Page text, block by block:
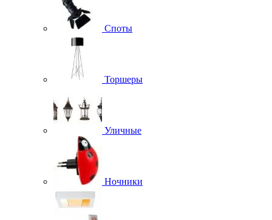
Споты
Торшеры
Уличные
Ночники